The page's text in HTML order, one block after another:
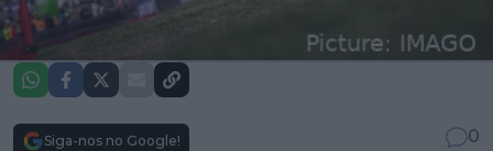
Siga-nos no Google! 0